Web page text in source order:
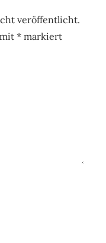
veröffentlicht.
*markiert